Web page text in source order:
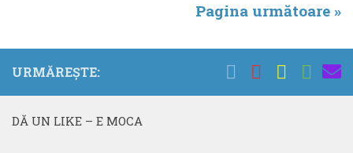
Pagina următoare »
URMĂREȘTE:
DĂ UN LIKE – E MOCA